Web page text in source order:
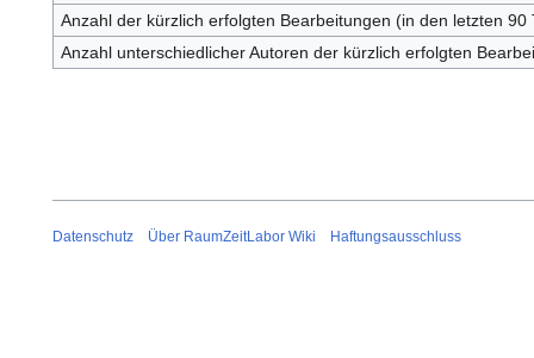
Anzahl der kürzlich erfolgten Bearbeitungen (in den letzten 90
Anzahl unterschiedlicher Autoren der kürzlich erfolgten
Datenschutz Über RaumZeitLabor Wiki Haftungsausschluss